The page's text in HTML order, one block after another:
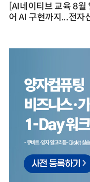
[AI네이티브 교육 8월
어 AI 구현까지...전자